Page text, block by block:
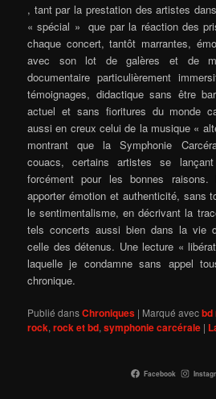
, tant par la prestation des artistes
« spécial » que par la réaction des
chaque concert, tantôt marrantes,
avec son lot de galères et de
documentaire particulièrement
témoignages, didactique sans être
actuel et sans fioritures du monde
aussi en creux celui de la musique «
montrant que la Symphonie
couacs, certains artistes se lançant
forcément pour les bonnes
apporter émotion et authenticité, sans
le sentimentalisme, en décrivant la
tels concerts aussi bien dans la vie
celle des détenus. Une lecture «
laquelle je condamne sans appel
chronique.
Publié dansChroniques | Marqué avecbd
rock,rock et bd,symphonie carcérale |
Facebook